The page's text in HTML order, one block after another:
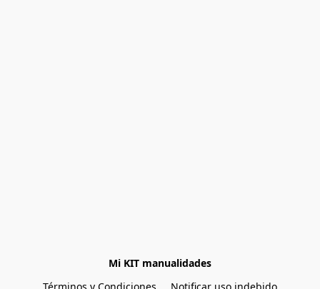
Mi KIT manualidades